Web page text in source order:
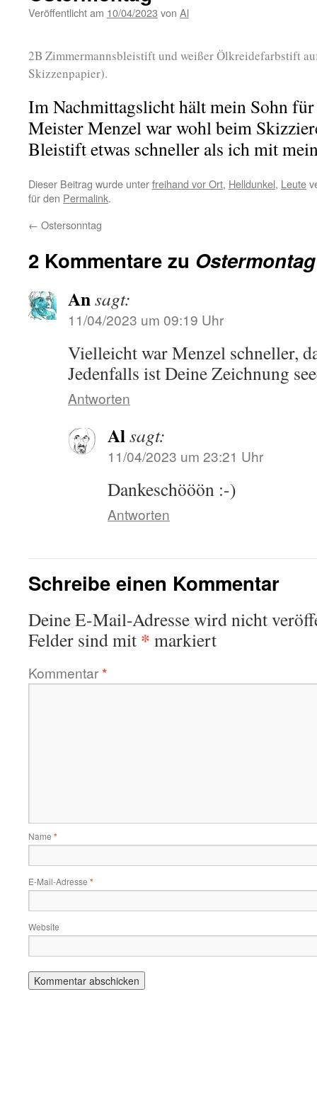
Veröffentlicht am 10/04/2023 von Al
2B Zimmermannsbleistift und weißer Ölkreidefarbstift
Skizzenpapier).
Im Nachmittagslicht hält mein Sohn
Meister Menzel war wohl beim
Bleistift etwas schneller als ich mit
Dieser Beitrag wurde unterfreihand vor Ort, Helldunkel, Leute
für den Permalink.
← Ostersonntag
2 Kommentare zu Ostermontag
Ansagt:
11/04/2023 um 09:19 Uhr
Vielleicht war Menzel schneller,
Jedenfalls ist Deine Zeichnung
Antworten
Alsagt:
11/04/2023 um 23:21 Uhr
Dankeschööön :-)
Antworten
Schreibe einen Kommentar
Deine E-Mail-Adresse wird nicht
Felder sind mit * markiert
Kommentar*
Name *
E-Mail-Adresse *
Website